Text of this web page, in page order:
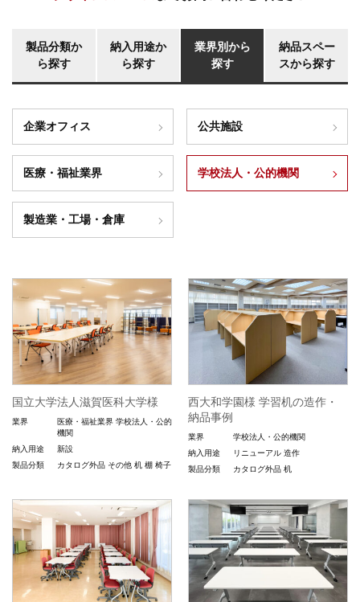
製品分類か
ら探す
納入用途か
ら探す
業界別から
探す
納品スペー
スから探す
企業オフィス 公共施設
医療・福祉業界 学校法人・公的機関
製造業・工場・倉庫
国立大学法人滋賀医科大学様
業界 医療・福祉業界 学校法人・公的
機関
納入用途
新設
製品分類
カタログ外品 その他 机 棚 椅子
西大和学園様 学習机の造作・
納品事例
業界
学校法人・公的機関
納入用途
リニューアル 造作
製品分類
カタログ外品 机